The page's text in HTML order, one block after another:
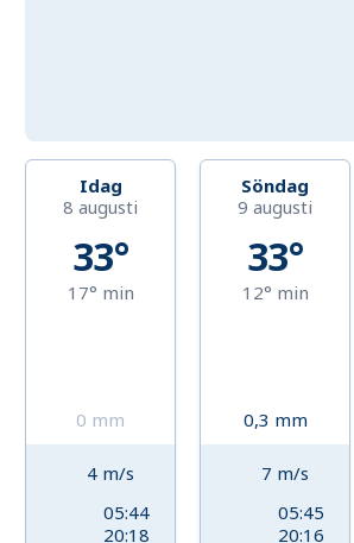
Idag
8 augusti
33°
17° min
0 mm
4 m/s
05:44
20:18
Söndag
9 augusti
33°
12° min
0,3 mm
7 m/s
05:45
20:16